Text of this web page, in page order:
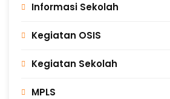
Informasi Sekolah
Kegiatan OSIS
Kegiatan Sekolah
MPLS